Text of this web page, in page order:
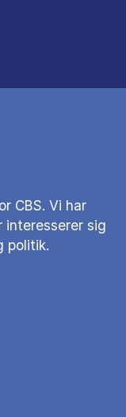
CBS. Vi har
interesserer sig
politik.